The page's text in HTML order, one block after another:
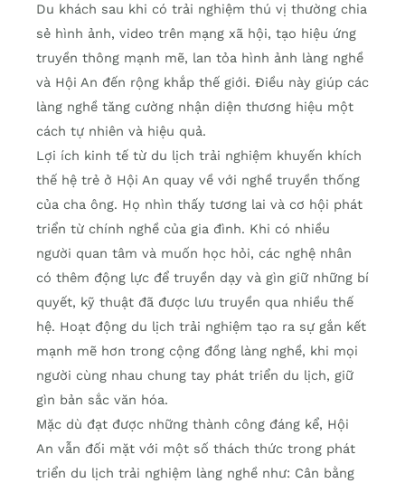
Du khách sau khi có trải nghiệm thú vị thường chia
sẻ hình ảnh, video trên mạng xã hội, tạo hiệu ứng
truyền thông mạnh mẽ, lan tỏa hình ảnh làng nghề
và Hội An đến rộng khắp thế giới. Điều này giúp các
làng nghề tăng cường nhận diện thương hiệu một
cách tự nhiên và hiệu quả.
Lợi ích kinh tế từ du lịch trải nghiệm khuyến khích
thế hệ trẻ ở Hội An quay về với nghề truyền thống
của cha ông. Họ nhìn thấy tương lai và cơ hội phát
triển từ chính nghề của gia đình. Khi có nhiều
người quan tâm và muốn học hỏi, các nghệ nhân
có thêm động lực để truyền dạy và gìn giữ những bí
quyết, kỹ thuật đã được lưu truyền qua nhiều thế
hệ. Hoạt động du lịch trải nghiệm tạo ra sự gắn kết
mạnh mẽ hơn trong cộng đồng làng nghề, khi mọi
người cùng nhau chung tay phát triển du lịch, giữ
gìn bản sắc văn hóa.
Mặc dù đạt được những thành công đáng kể, Hội
An vẫn đối mặt với một số thách thức trong phát
triển du lịch trải nghiệm làng nghề như: Cân bằng